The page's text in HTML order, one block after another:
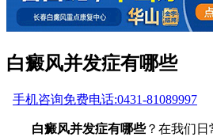
白癜风并发症有哪些
手机咨询免费电话:0431-81089997
白癜风并发症有哪些？在我们日